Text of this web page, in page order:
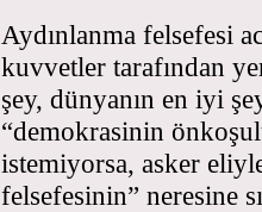
Aydınlanma felsefesi
kuvvetler tarafından
şey, dünyanın en iyi
“demokrasinin
istemiyorsa, asker
felsefesinin” neresine